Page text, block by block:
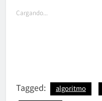
Cargando...
Tagged: algoritmo